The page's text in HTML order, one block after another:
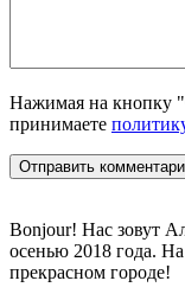
Нажимая на кнопку
принимаете
Bonjour! Нас зовут
осенью 2018 года.
прекрасном городе!